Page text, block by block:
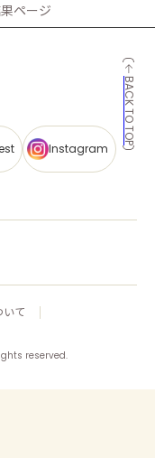
ページ
BACK TO TOP
Instagram
いて
reserved.